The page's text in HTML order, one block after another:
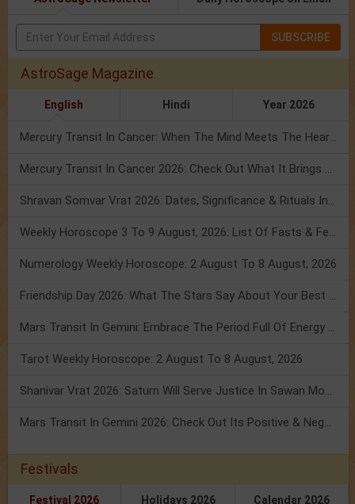
SUBSCRIBE
AstroSage Magazine
English Hindi Year 2026
Mercury Transit In Cancer: When The Mind Meets The Heart!
Mercury Transit In Cancer 2026: Check Out What It Brings For You
Shravan Somvar Vrat 2026: Dates, Significance & Rituals In August
Weekly Horoscope 3 To 9 August, 2026: List Of Fasts & Festivals
Numerology Weekly Horoscope: 2 August To 8 August, 2026
Friendship Day 2026: What The Stars Say About Your Best Friend!
Mars Transit In Gemini: Embrace The Period Full Of Energy & Intelligence
Tarot Weekly Horoscope: 2 August To 8 August, 2026
Shanivar Vrat 2026: Saturn Will Serve Justice In Sawan Month!
Mars Transit In Gemini 2026: Check Out Its Positive & Negative Impact
Festivals
Festival 2026 Holidays 2026 Calendar 2026